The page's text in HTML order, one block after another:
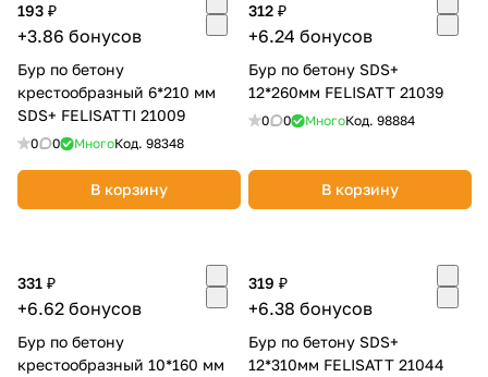
193 ₽
+3.86 бонусов
Бур по бетону
крестообразный 6*210 мм
SDS+ FELISATTI 21009
0 0 МногоКод. 98348
В корзину
312 ₽
+6.24 бонусов
Бур по бетону SDS+
12*260мм FELISATT 21039
0 0 МногоКод. 98884
В корзину
331 ₽
+6.62 бонусов
Бур по бетону
крестообразный 10*160 мм
319 ₽
+6.38 бонусов
Бур по бетону SDS+
12*310мм FELISATT 21044